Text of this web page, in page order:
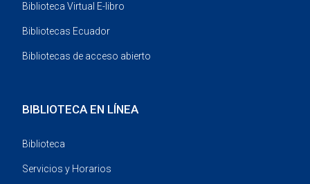
Biblioteca Virtual E-libro
Bibliotecas Ecuador
Bibliotecas de acceso abierto
BIBLIOTECA EN LÍNEA
Biblioteca
Servicios y Horarios